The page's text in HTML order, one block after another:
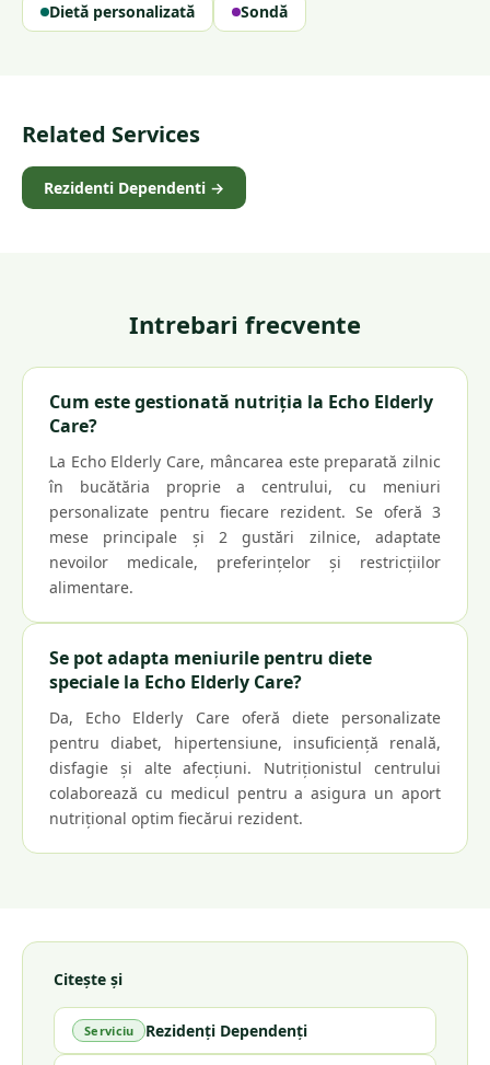
Dietă personalizată Sondă
Related Services
Rezidenti Dependenti →
Intrebari frecvente
Cum este gestionată nutriția la Echo Elderly
Care?
La Echo Elderly Care, mâncarea este preparată zilnic
în bucătăria proprie a centrului, cu meniuri
personalizate pentru fiecare rezident. Se oferă 3
mese principale și 2 gustări zilnice, adaptate
nevoilor medicale, preferințelor și restricțiilor
alimentare.
Se pot adapta meniurile pentru diete
speciale la Echo Elderly Care?
Da, Echo Elderly Care oferă diete personalizate
pentru diabet, hipertensiune, insuficiență renală,
disfagie și alte afecțiuni. Nutriționistul centrului
colaborează cu medicul pentru a asigura un aport
nutrițional optim fiecărui rezident.
Citește și
Serviciu Rezidenți Dependenți